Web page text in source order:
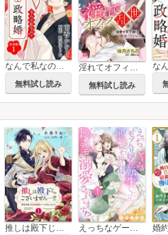
なんで私なの？溺愛政略婚【合本版】
無料試し読み
淫れてオフィス乱世 ～溺愛・天下取り逆ハーレム～ 【タテヨミ】
無料試し読み
推しは殿下じゃございません…!!～悪役令嬢、甘攻め溺愛ルートに突入しました!?～【合冊版】【書き下ろし特典付き】 えっちなゲームのモブ令嬢に転生したら、絶倫騎士隊長様からトンデモ溺愛されてます!?